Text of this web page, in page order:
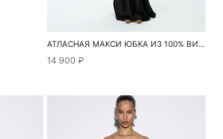
АТЛАСНАЯ МАКСИ ЮБКА ИЗ 100% ВИСКОЗЫ С ПОЯСОМ
14 900 ₽